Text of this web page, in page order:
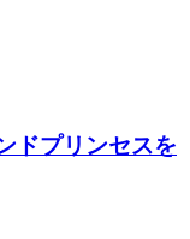
ドプリンセスを